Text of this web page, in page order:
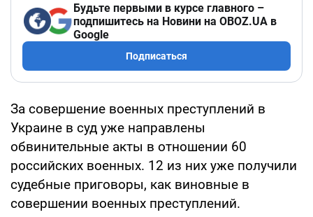
Будьте первыми в курсе главного –
подпишитесь на Новини на OBOZ.UA в
Google
Подписаться
За совершение военных преступлений в
Украине в суд уже направлены
обвинительные акты в отношении 60
российских военных. 12 из них уже получили
судебные приговоры, как виновные в
совершении военных преступлений.